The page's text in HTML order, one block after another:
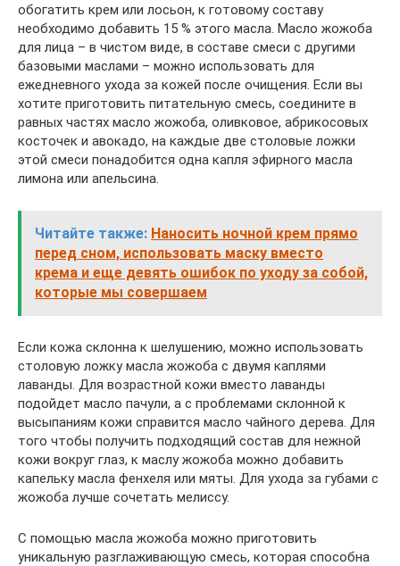
обогатить крем или лосьон, к готовому составу
необходимо добавить 15 % этого масла. Масло жожоба
для лица – в чистом виде, в составе смеси с другими
базовыми маслами – можно использовать для
ежедневного ухода за кожей после очищения. Если вы
хотите приготовить питательную смесь, соедините в
равных частях масло жожоба, оливковое, абрикосовых
косточек и авокадо, на каждые две столовые ложки
этой смеси понадобится одна капля эфирного масла
лимона или апельсина.
Читайте также: Наносить ночной крем прямо
перед сном, использовать маску вместо
крема и еще девять ошибок по уходу за собой,
которые мы совершаем
Если кожа склонна к шелушению, можно использовать
столовую ложку масла жожоба с двумя каплями
лаванды. Для возрастной кожи вместо лаванды
подойдет масло пачули, а с проблемами склонной к
высыпаниям кожи справится масло чайного дерева. Для
того чтобы получить подходящий состав для нежной
кожи вокруг глаз, к маслу жожоба можно добавить
капельку масла фенхеля или мяты. Для ухода за губами с
жожоба лучше сочетать мелиссу.
С помощью масла жожоба можно приготовить
уникальную разглаживающую смесь, которая способна